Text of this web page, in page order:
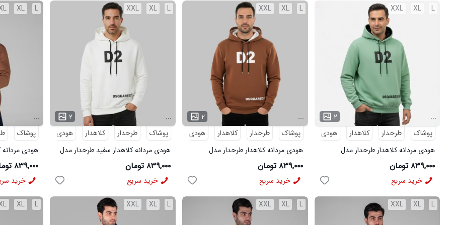
L
XL
XXL
۲
...
پوشاک
طرحدار کلاهدار هودی
هودی مردانه
هودی مردانه کلاهدار طرحدار مدل
49441
۸۳۹,۰۰۰ تومان
خرید سریع
L
XL
XXL
۲
...
پوشاک
طرحدار کلاهدار هودی
هودی مردانه
هودی مردانه کلاهدار طرحدار مدل
49442
۸۳۹,۰۰۰ تومان
خرید سریع
L
XL
XXL
۲
...
پوشاک
طرحدار کلاهدار هودی
هودی مردانه
هودی مردانه کلاهدار سفید طرحدار مدل
49443
۸۳۹,۰۰۰ تومان
خرید سریع
L
XL
...
پوشاک
هودی مردانه
49307
۸۳۹,۰۰۰ تومان
خرید
L
XL
XXL
L
XL
XXL
L
XL
XXL
L
XL